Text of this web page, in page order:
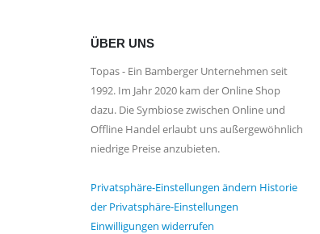
ÜBER UNS
Topas - Ein Bamberger Unternehmen seit
1992. Im Jahr 2020 kam der Online Shop
dazu. Die Symbiose zwischen Online und
Offline Handel erlaubt uns außergewöhnlich
niedrige Preise anzubieten.
Privatsphäre-Einstellungen ändern Historie
der Privatsphäre-Einstellungen
Einwilligungen widerrufen